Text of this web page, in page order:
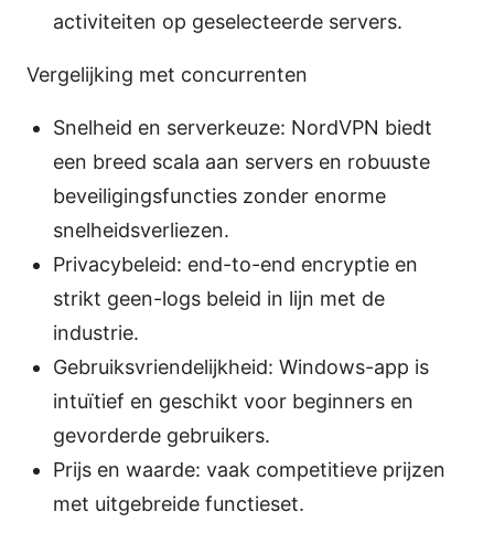
activiteiten op geselecteerde servers.
Vergelijking met concurrenten
Snelheid en serverkeuze: NordVPN biedt
een breed scala aan servers en robuuste
beveiligingsfuncties zonder enorme
snelheidsverliezen.
Privacybeleid: end-to-end encryptie en
strikt geen-logs beleid in lijn met de
industrie.
Gebruiksvriendelijkheid: Windows-app is
intuïtief en geschikt voor beginners en
gevorderde gebruikers.
Prijs en waarde: vaak competitieve prijzen
met uitgebreide functieset.